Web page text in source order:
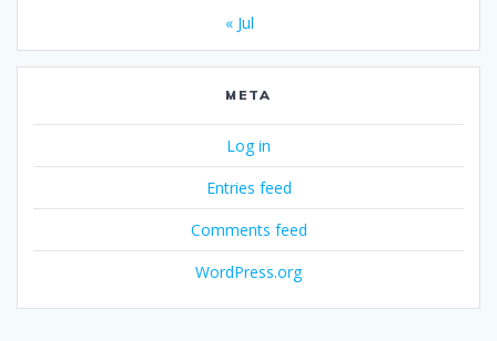
« Jul
META
Log in
Entries feed
Comments feed
WordPress.org